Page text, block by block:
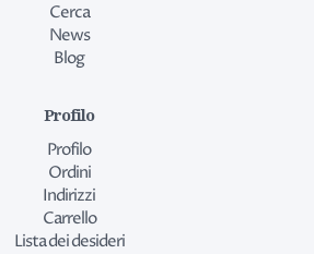
Cerca
News
Blog
Profilo
Profilo
Ordini
Indirizzi
Carrello
Lista dei desideri